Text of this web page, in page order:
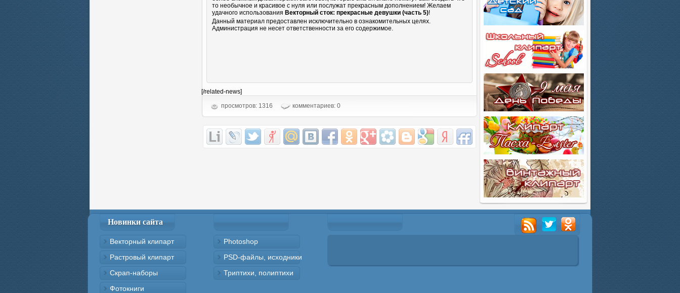
то необычное и красивое с нуля или послужат прекрасным дополнением! Желаем
удачного использования Векторный сток: прекрасные девушки (часть 5)!
Данный материал предоставлен исключительно в ознакомительных целях.
Администрация не несет ответственности за его содержимое.
[/related-news]
просмотров: 1316
комментариев: 0
Новинки сайта
Векторный клипарт
Растровый клипарт
Скрап-наборы
Фотокниги
Photoshop
PSD-файлы, исходники
Триптихи, полиптихи